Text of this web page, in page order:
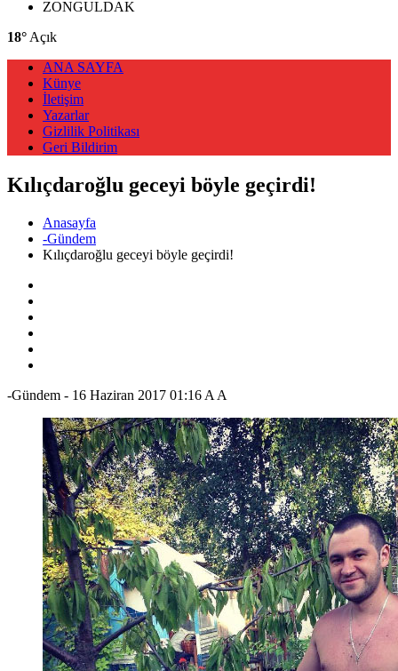
ZONGULDAK
18° Açık
ANA SAYFA
Künye
İletişim
Yazarlar
Gizlilik Politikası
Geri Bildirim
Kılıçdaroğlu geceyi böyle geçirdi!
Anasayfa
-Gündem
Kılıçdaroğlu geceyi böyle geçirdi!
-Gündem - 16 Haziran 2017 01:16 A A